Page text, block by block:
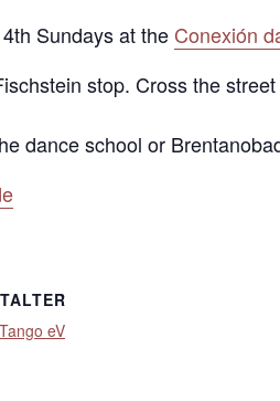
Sundays at the Conexión
stop. Cross the
dance school or
eV